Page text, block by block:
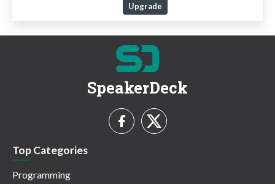
Upgrade
SpeakerDeck
Top Categories
Programming